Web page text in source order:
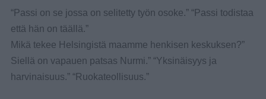
“Passi on se jossa on selitetty työn osoke.” “Passi todistaa
että hän on täällä.”
Mikä tekee Helsingistä maamme henkisen keskuksen?”
Siellä on vapauen patsas Nurmi.” “Yksinäisyys ja
harvinaisuus.” “Ruokateollisuus.”